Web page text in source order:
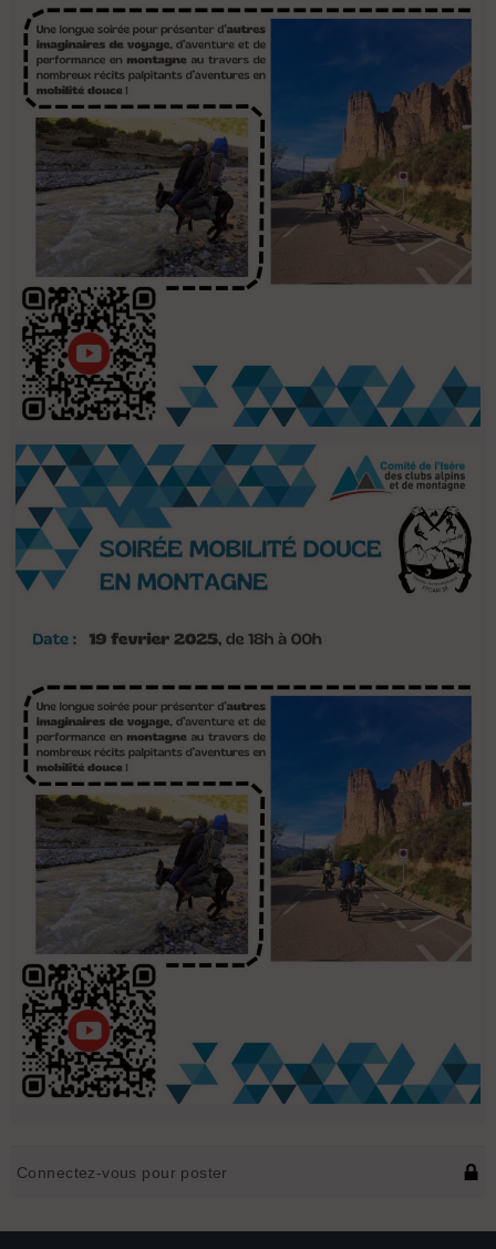
Connectez-vous pour poster